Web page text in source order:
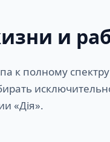
и
к полному
«Дія».